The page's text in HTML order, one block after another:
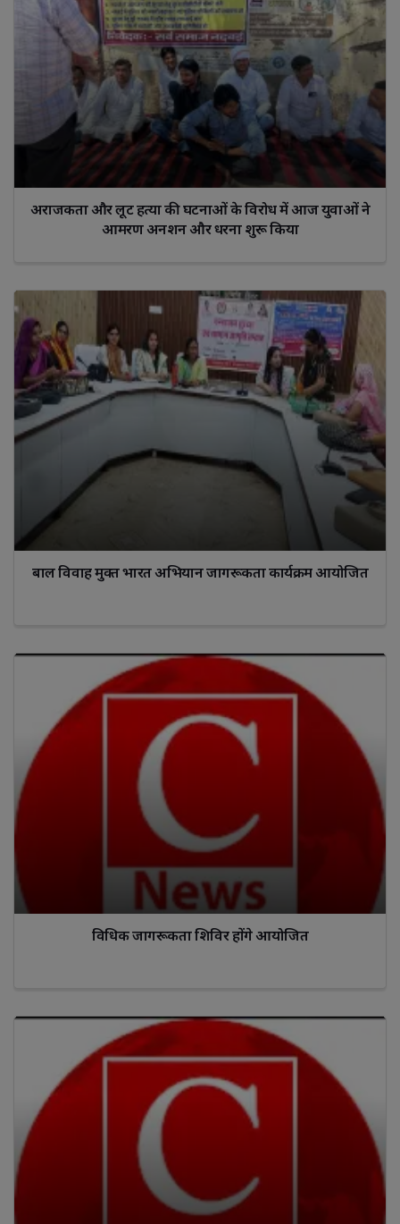
अराजकता और लूट हत्या की घटनाओं के विरोध में आज युवाओं ने
आमरण अनशन और धरना शुरू किया
बाल विवाह मुक्त भारत अभियान जागरूकता कार्यक्रम आयोजित
विधिक जागरूकता शिविर होंगे आयोजित